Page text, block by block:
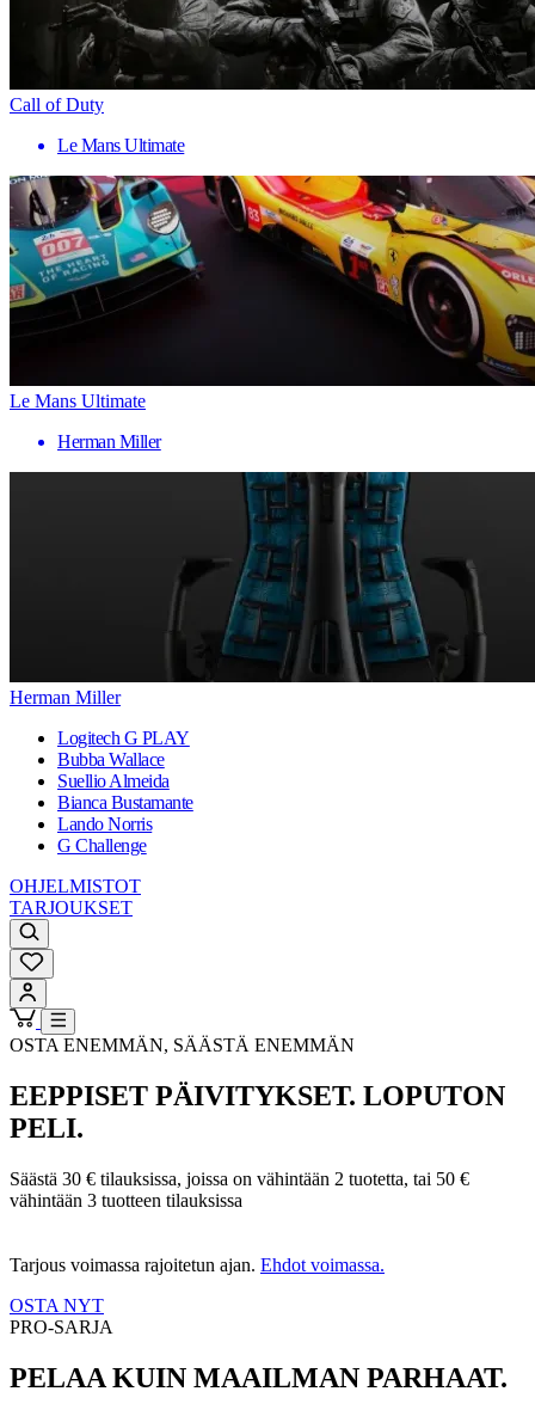
Call of Duty
Le Mans Ultimate
Le Mans Ultimate
Herman Miller
Herman Miller
Logitech G PLAY
Bubba Wallace
Suellio Almeida
Bianca Bustamante
Lando Norris
G Challenge
OHJELMISTOT
TARJOUKSET
OSTA ENEMMÄN, SÄÄSTÄ ENEMMÄN
EEPPISET PÄIVITYKSET. LOPUTON
PELI.
Säästä 30 € tilauksissa, joissa on vähintään 2 tuotetta, tai 50 €
vähintään 3 tuotteen tilauksissa
Tarjous voimassa rajoitetun ajan. Ehdot voimassa.
OSTA NYT
PRO-SARJA
PELAA KUIN MAAILMAN PARHAAT.